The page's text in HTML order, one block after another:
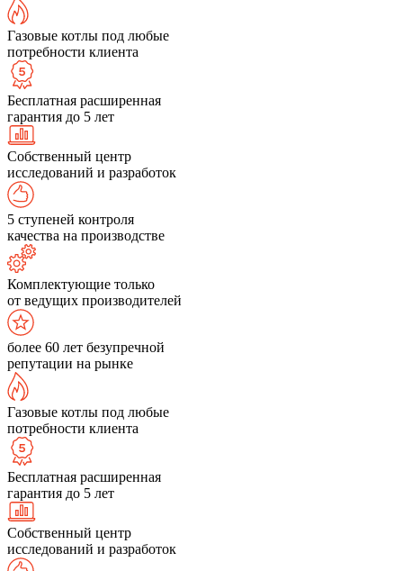
Газовые котлы под любые
потребности клиента
Бесплатная расширенная
гарантия до 5 лет
Собственный центр
исследований и разработок
5 ступеней контроля
качества на производстве
Комплектующие только
от ведущих производителей
более 60 лет безупречной
репутации на рынке
Газовые котлы под любые
потребности клиента
Бесплатная расширенная
гарантия до 5 лет
Собственный центр
исследований и разработок